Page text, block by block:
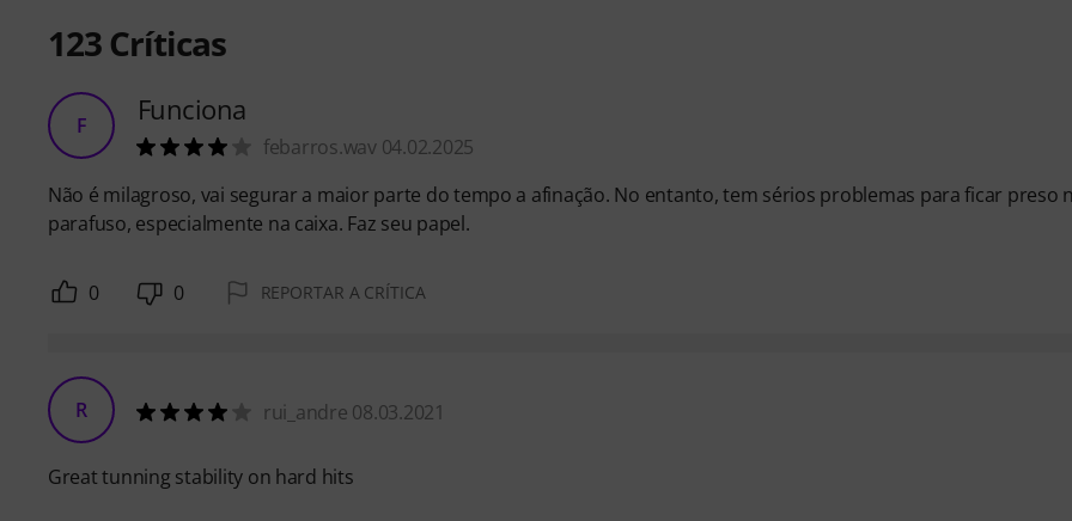
123 Críticas
F Funciona
febarros.wav 04.02.2025
Não é milagroso, vai segurar a maior parte do tempo a afinação. No entanto, tem sérios problemas para ficar preso
parafuso, especialmente na caixa. Faz seu papel.
0 0 REPORTAR A CRÍTICA
R rui_andre 08.03.2021
Great tunning stability on hard hits